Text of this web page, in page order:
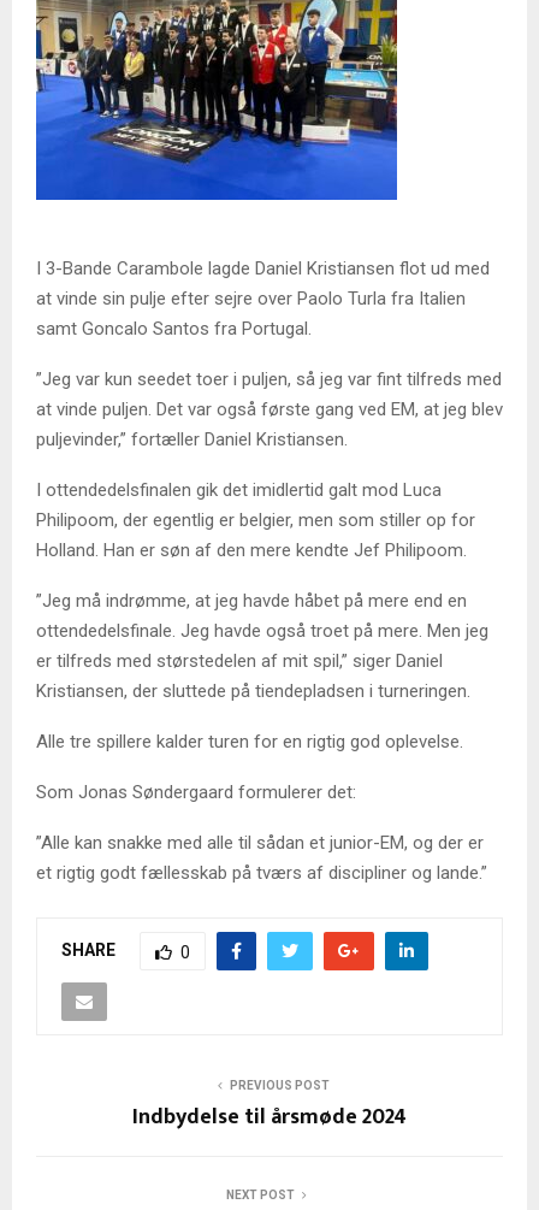
I 3-Bande Carambole lagde Daniel Kristiansen flot ud med
at vinde sin pulje efter sejre over Paolo Turla fra Italien
samt Goncalo Santos fra Portugal.
”Jeg var kun seedet toer i puljen, så jeg var fint tilfreds med
at vinde puljen. Det var også første gang ved EM, at jeg blev
puljevinder,” fortæller Daniel Kristiansen.
I ottendedelsfinalen gik det imidlertid galt mod Luca
Philipoom, der egentlig er belgier, men som stiller op for
Holland. Han er søn af den mere kendte Jef Philipoom.
”Jeg må indrømme, at jeg havde håbet på mere end en
ottendedelsfinale. Jeg havde også troet på mere. Men jeg
er tilfreds med størstedelen af mit spil,” siger Daniel
Kristiansen, der sluttede på tiendepladsen i turneringen.
Alle tre spillere kalder turen for en rigtig god oplevelse.
Som Jonas Søndergaard formulerer det:
”Alle kan snakke med alle til sådan et junior-EM, og der er
et rigtig godt fællesskab på tværs af discipliner og lande.”
SHARE 0
PREVIOUS POST
Indbydelse til årsmøde 2024
NEXT POST